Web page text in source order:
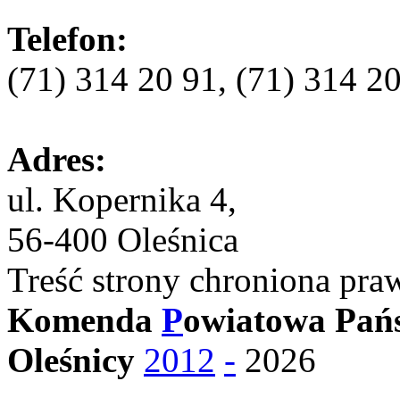
Telefon:
(71) 314 20 91, (71) 314
Adres:
ul. Kopernika 4,
56-400 Oleśnica
Treść strony chroniona
Komenda Powiatowa
Oleśnicy 2012 - 2026